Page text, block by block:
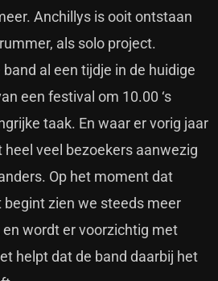
Anchillys is ooit ontstaan
als solo project.
al een tijdje in de huidige
een festival om 10.00 ‘s
taak. En waar er vorig jaar
veel bezoekers aanwezig
Op het moment dat
begint zien we steeds meer
wordt er voorzichtig met
helpt dat de band daarbij het